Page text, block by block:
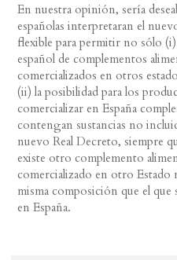
En nuestra opinión, sería
españolas interpretaran el
flexible para permitir no sólo (i)
español de complementos
comercializados en otros
(ii) la posibilidad para los
comercializar en España
contengan sustancias no
nuevo Real Decreto, siempre
existe otro complemento
comercializado en otro Estado
misma composición que el que
en España.